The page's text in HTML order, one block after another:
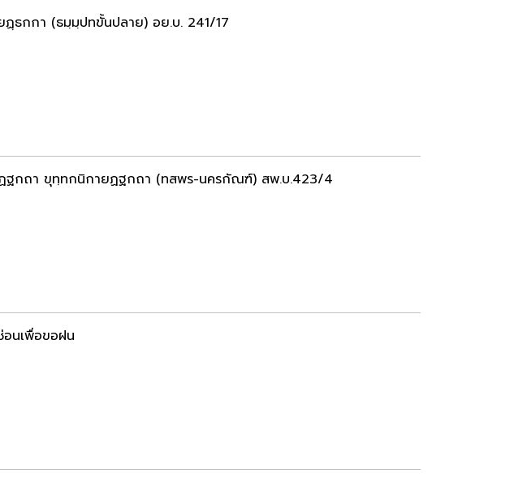
กกา (ธมฺมฺปทขั้นปลาย) อย.บ. 241/17
ฐกถา ขุทฺทกนิกายฏฐกถา (ทสพร-นครกัณฑ์) สพ.บ.423/4
นเพื่อขอฝน